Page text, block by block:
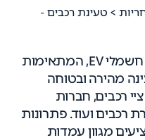
> טעינת רכבים -
גלו את עמדות הטעינה לרכב חשמלי EV, המתאימות
מהירה ובטוחה
רכבים, חברות
רכבים ועוד. פתרונות
מגוון עמדות